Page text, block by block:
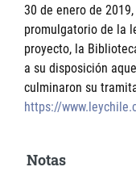
30 de enero de
promulgatorio de la
proyecto, la
a su disposición
culminaron su
https://
Notas